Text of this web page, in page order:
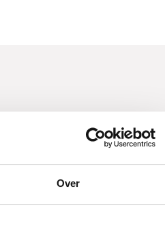
Over
Dit mag niet;
Asbest,
asbestverdacht
Roet,